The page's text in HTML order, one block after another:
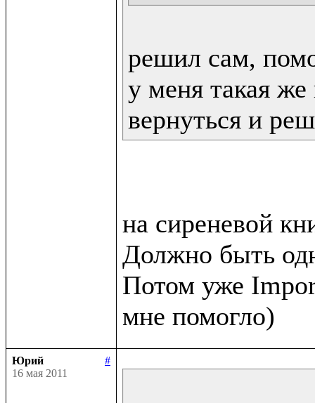
решил сам,
у меня такая
вернуться и
на сиреневой
Должно быть
Потом уже
Юрий
#
16 мая 2011